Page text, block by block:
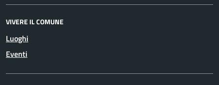
VIVERE IL COMUNE
Luoghi
Eventi